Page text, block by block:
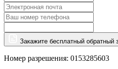
Закажите бесплатный обратный
Номер разрешения: 0153285603